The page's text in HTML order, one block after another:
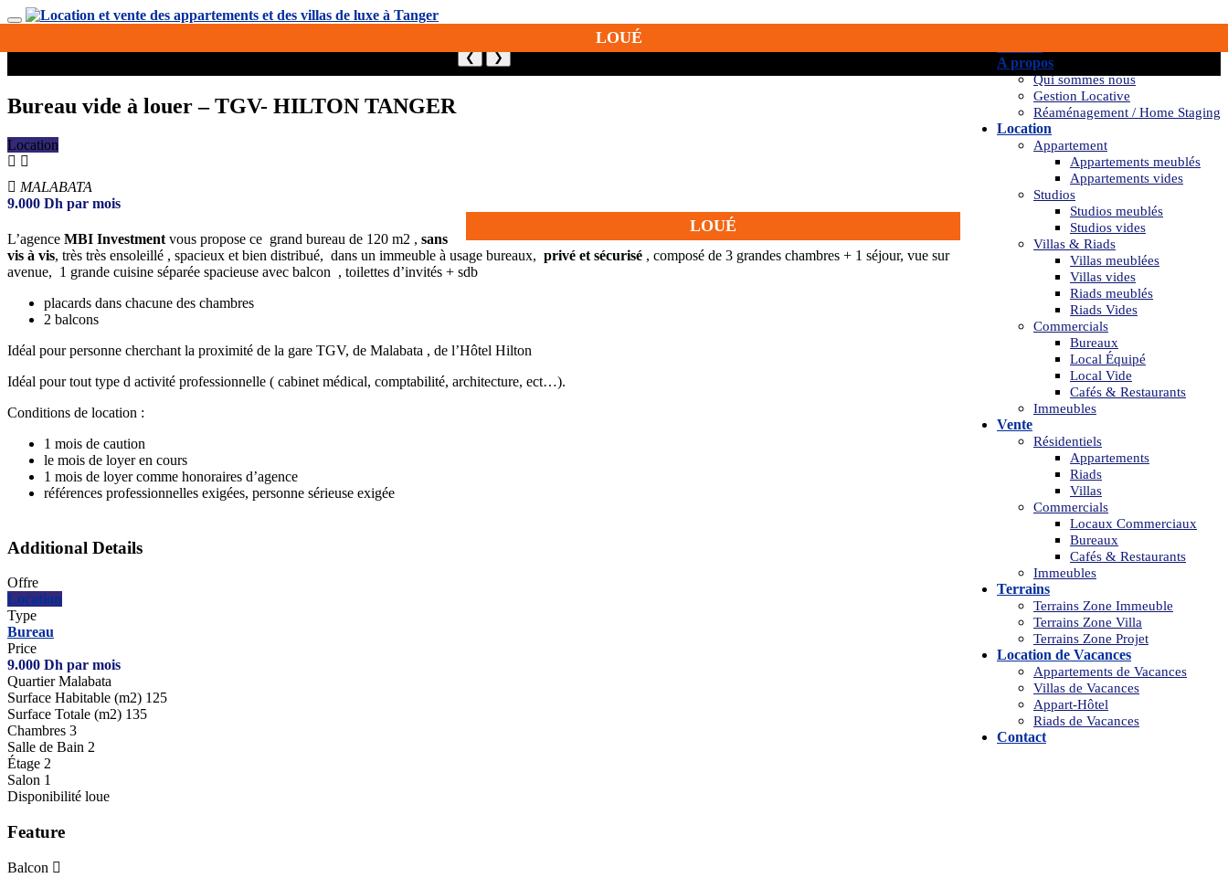
A propos
Qui sommes nous
Gestion Locative
Réaménagement / Home Staging
Location
Appartement
Appartements meublés
Appartements vides
Studios
Studios meublés
Studios vides
Villas & Riads
Villas meublées
Villas vides
Riads meublés
Riads Vides
Commercials
Bureaux
Local Équipé
Local Vide
Cafés & Restaurants
Immeubles
Vente
Résidentiels
Appartements
Riads
Villas
Commercials
Locaux Commerciaux
Bureaux
Cafés & Restaurants
Immeubles
Terrains
Terrains Zone Immeuble
Terrains Zone Villa
Terrains Zone Projet
Location de Vacances
Appartements de Vacances
Villas de Vacances
Appart-Hôtel
Riads de Vacances
Contact
LOUÉ
❮ ❯
Bureau vide à louer – TGV- HILTON TANGER
Location
MALABATA
9.000 Dh par mois
LOUÉ
L’agence MBI Investment vous propose ce grand bureau de 120 m2 , sans
vis à vis, très très ensoleillé , spacieux et bien distribué, dans un immeuble à usage bureaux, privé et sécurisé , composé de 3 grandes chambres + 1 séjour, vue sur
avenue, 1 grande cuisine séparée spacieuse avec balcon , toilettes d’invités + sdb
placards dans chacune des chambres
2 balcons
Idéal pour personne cherchant la proximité de la gare TGV, de Malabata , de l’Hôtel Hilton
Idéal pour tout type d activité professionnelle ( cabinet médical, comptabilité, architecture, ect…).
Conditions de location :
1 mois de caution
le mois de loyer en cours
1 mois de loyer comme honoraires d’agence
références professionnelles exigées, personne sérieuse exigée
Additional Details
Offre
Location
Type
Bureau
Price
9.000 Dh par mois
Quartier Malabata
Surface Habitable (m2) 125
Surface Totale (m2) 135
Chambres 3
Salle de Bain 2
Étage 2
Salon 1
Disponibilité loue
Feature
Balcon